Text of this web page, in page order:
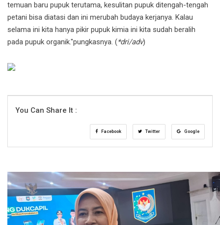
temuan baru pupuk terutama, kesulitan pupuk ditengah-tengah
petani bisa diatasi dan ini merubah budaya kerjanya. Kalau
selama ini kita hanya pikir pupuk kimia ini kita sudah beralih
pada pupuk organik."pungkasnya. (*dri/adv)
You Can Share It :
Facebook Twitter Google